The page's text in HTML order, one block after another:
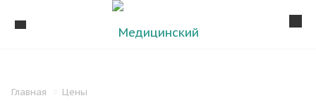
Главная Цены